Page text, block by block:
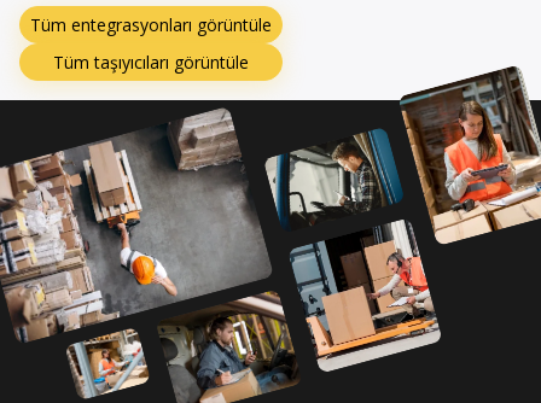
Tüm entegrasyonları görüntüle
Tüm taşıyıcıları görüntüle